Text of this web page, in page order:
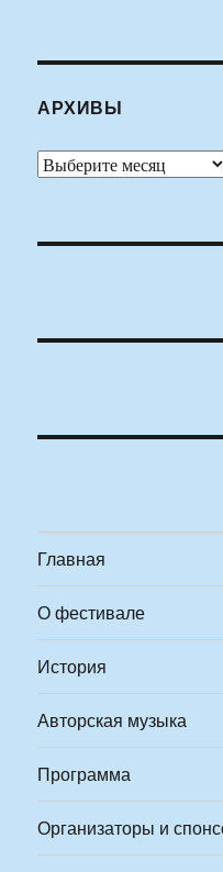
АРХИВЫ
Архивы
Главная
О фестивале
История
Авторская музыка
Программа
Организаторы и